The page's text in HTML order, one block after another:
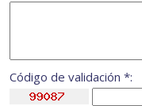
Código de validación *: